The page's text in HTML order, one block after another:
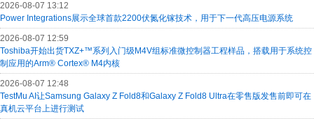
2026-08-07 13:12
Power Integrations展示全球首款2200伏氮化镓技术，用于下一代高压电源系统
2026-08-07 12:59
Toshiba开始出货TXZ+™系列入门级M4V组标准微控制器工程样品，搭载用于系统控
制应用的Arm® Cortex® M4内核
2026-08-07 12:48
TestMu AI让Samsung Galaxy Z Fold8和Galaxy Z Fold8 Ultra在零售版发售前即可在
真机云平台上进行测试